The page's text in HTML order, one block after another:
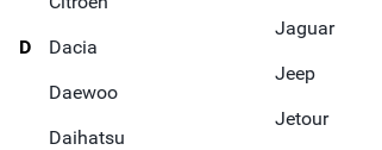
D
Dacia
Daewoo
Daihatsu
Jaguar
Jeep
Jetour